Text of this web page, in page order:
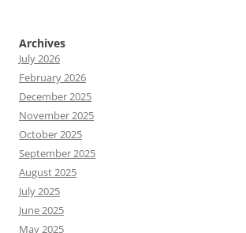
Archives
July 2026
February 2026
December 2025
November 2025
October 2025
September 2025
August 2025
July 2025
June 2025
May 2025